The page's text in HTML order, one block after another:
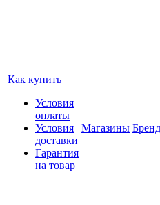
Как купить
Условия
оплаты
Условия
доставки
Гарантия
на товар
Магазины